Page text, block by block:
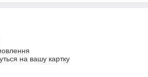
на вашу картку